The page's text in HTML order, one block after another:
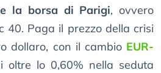
la borsa di Parigi, ovvero
40. Paga il prezzo della crisi
dollaro, con il cambio EUR-
oltre lo 0,60% nella seduta